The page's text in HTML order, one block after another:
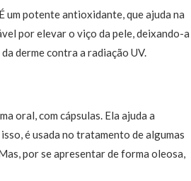
um potente antioxidante, que ajuda na
por elevar o viço da pele, deixando-a
derme contra a radiação UV.
oral, com cápsulas. Ela ajuda a
é usada no tratamento de algumas
por se apresentar de forma oleosa,